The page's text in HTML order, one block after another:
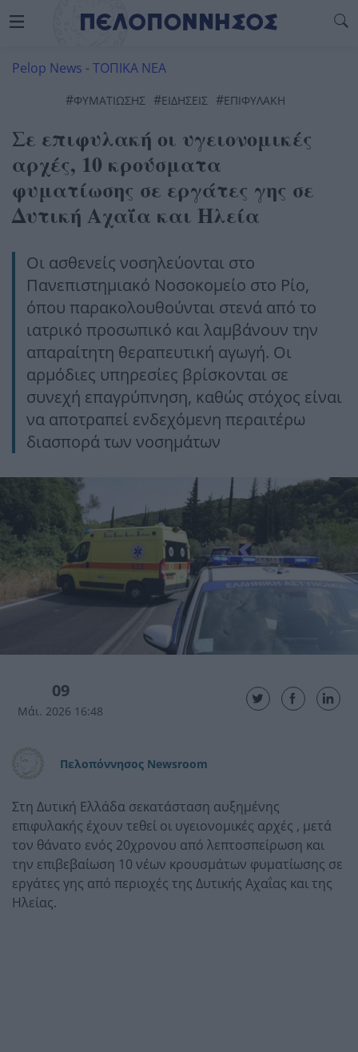
Pelop News -ΤΟΠΙΚΑ ΝΕΑ
#ΦΥΜΑΤΊΩΣΗΣ #ΕΙΔΗΣΕΙΣ #ΕΠΙΦΥΛΑΚΗ
Σε επιφυλακή οι υγειονομικές
αρχές, 10 κρούσματα
φυματίωσης σε εργάτες γης σε
Δυτική Αχαΐα και Ηλεία
Οι ασθενείς νοσηλεύονται στο
Πανεπιστημιακό Νοσοκομείο στο Ρίο,
όπου παρακολουθούνται στενά από το
ιατρικό προσωπικό και λαμβάνουν την
απαραίτητη θεραπευτική αγωγή. Οι
αρμόδιες υπηρεσίες βρίσκονται σε
συνεχή επαγρύπνηση, καθώς στόχος είναι
να αποτραπεί ενδεχόμενη περαιτέρω
διασπορά των νοσημάτων
09
Μάι. 2026 16:48
Πελοπόννησος Newsroom
Στη Δυτική Ελλάδα σεκατάσταση αυξημένης
επιφυλακής έχουν τεθεί οι υγειονομικές αρχές , μετά
τον θάνατο ενός 20χρονου από λεπτοσπείρωση και
την επιβεβαίωση 10 νέων κρουσμάτων φυματίωσης σε
εργάτες γης από περιοχές της Δυτικής Αχαΐας και της
Ηλείας.